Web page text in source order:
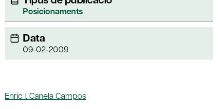
Posicionaments
Data
09-02-2009
Enric I. Canela Campos